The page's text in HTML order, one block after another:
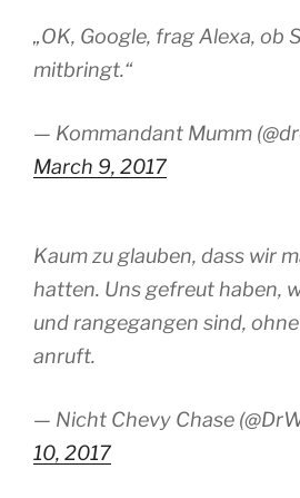
„OK, Google, frag Alexa, ob
mitbringt.“
— Kommandant Mumm
March 9, 2017
Kaum zu glauben, dass wir
hatten. Uns gefreut haben,
und rangegangen sind,
anruft.
— Nicht Chevy Chase
10, 2017